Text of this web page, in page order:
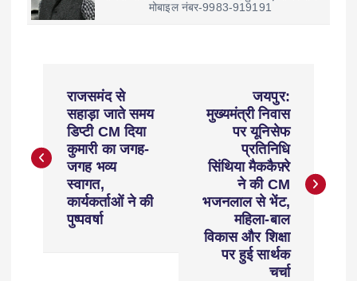
मोबाइल नंबर-9983-919191
राजसमंद से
सहाड़ा जाते समय
डिप्टी CM दिया
कुमारी का जगह-
जगह भव्य
स्वागत,
कार्यकर्ताओं ने की
पुष्पवर्षा
जयपुर:
मुख्यमंत्री निवास
पर यूनिसेफ
प्रतिनिधि
सिंथिया मैककैफ़्रे
ने की CM
भजनलाल से भेंट,
महिला-बाल
विकास और शिक्षा
पर हुई सार्थक
चर्चा